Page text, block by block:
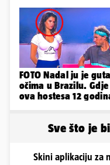
čuđenje
FOTO Nadal ju je
očima u Brazilu.
ova hostesa 12
Sve što je
Skini aplikaciju za